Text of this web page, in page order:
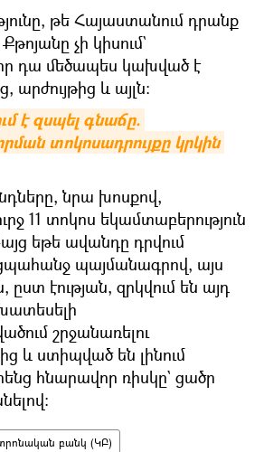
թե Հայաստանում դրանք
չի կիսում`
դա մեծապես կախված է
և այլն։
է զսպել գնաճը.
տոկոսադրույքը կրկին
նրա խոսքով,
11 տոկոս եկամտաբերություն
եթե ավանդը դրվում
պայմանագրով, այս
ըստ էության, զրկվում են այդ
շրջանառելու
և ստիպված են լինում
հնարավոր ռիսկը` ցածր
բանկ (ԿԲ)